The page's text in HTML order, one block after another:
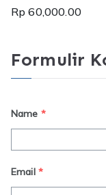
Dinilai5.00
Rp 60,000.00
Formulir
Name *
Email *